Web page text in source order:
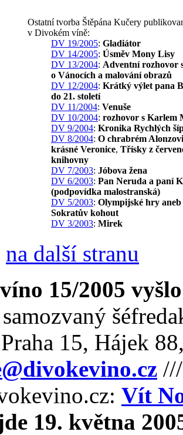
Ostatní tvorba Štěpána Kučery
v Divokém víně:
DV 19/2005: Gladiátor
DV 14/2005: Úsměv Mony Lisy
DV 13/2004: Adventní rozhovor
o Vánocích a malování obrazů
DV 12/2004: Krátký výlet pana
do 21. století
DV 11/2004: Venuše
DV 10/2004: rozhovor s Karlem
DV 9/2004: Kronika Rychlých
DV 8/2004: O chrabrém
krásné Veronice, Třísky z
knihovny
DV 7/2003: Jóbova žena
DV 6/2003: Pan Neruda a paní
(podpovídka malostranská)
DV 5/2003: Olympijské hry aneb
Sokratův kohout
DV 3/2003: Mirek
na další stranu
15/2005
15, Hájek
Vít
19. května